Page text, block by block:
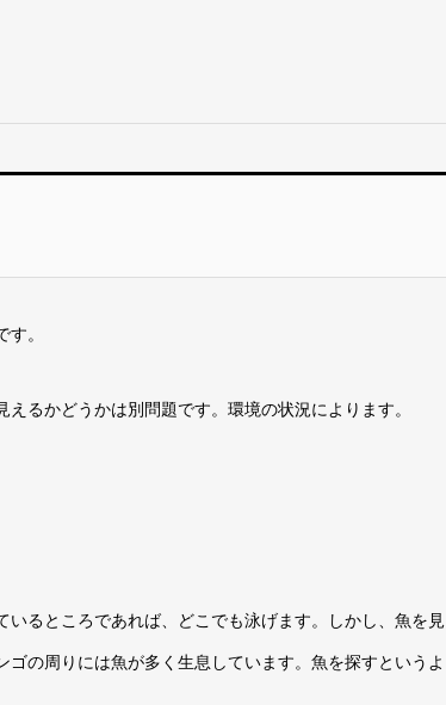
。
るかどうかは別問題です。環境の状況によります。
るところであれば、どこでも泳げます。しかし、魚を見
の周りには魚が多く生息しています。魚を探すというよ